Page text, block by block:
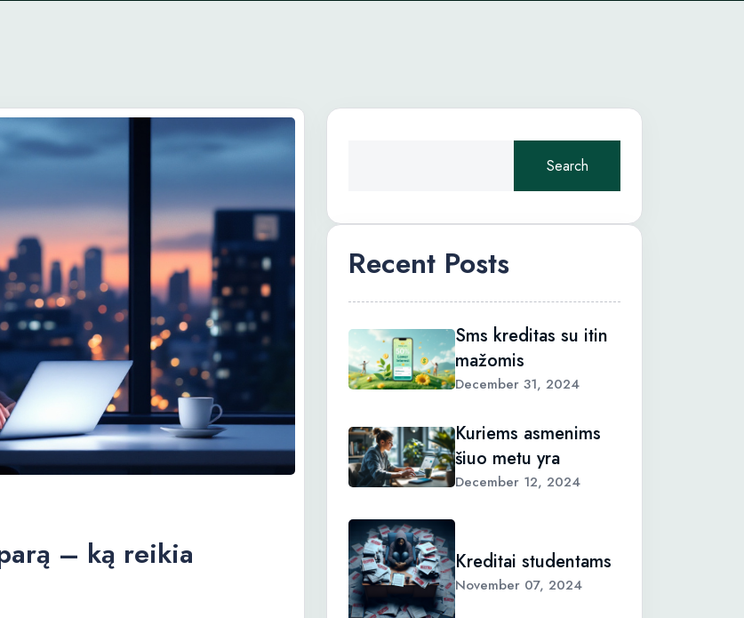
– ką reikia
Search
Recent Posts
Sms kreditas su itin
mažomis
December 31, 2024
Kuriems asmenims
šiuo metu yra
December 12, 2024
Kreditai studentams
November 07, 2024